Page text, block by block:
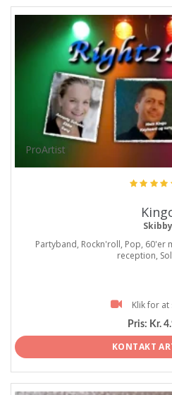
ProArtist
Skibby
Partyband, Rockn'roll, Pop, 60'er
reception,
Klik for at
Pris: Kr.
KONTAKT